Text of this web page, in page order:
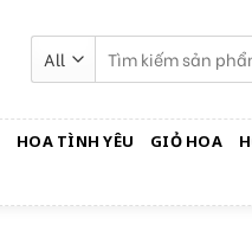
kiếm:
HOA TÌNH YÊU GIỎ HOA